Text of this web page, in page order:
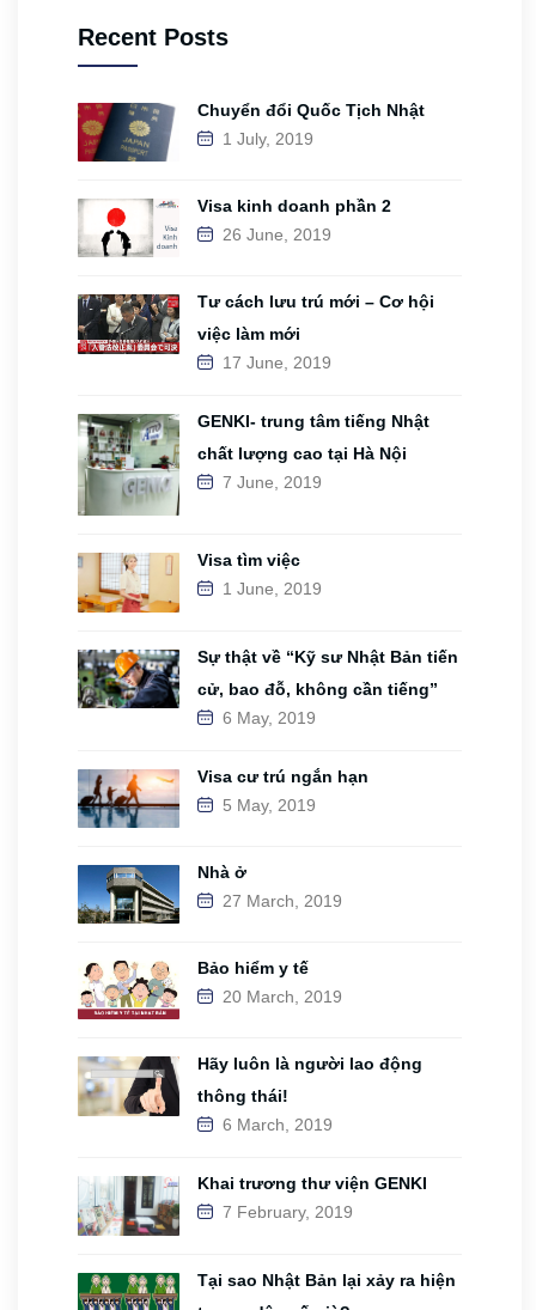
Recent Posts
Chuyển đổi Quốc Tịch Nhật
1 July, 2019
Visa kinh doanh phần 2
26 June, 2019
Tư cách lưu trú mới – Cơ hội
việc làm mới
17 June, 2019
GENKI- trung tâm tiếng Nhật
chất lượng cao tại Hà Nội
7 June, 2019
Visa tìm việc
1 June, 2019
Sự thật về “Kỹ sư Nhật Bản tiến
cử, bao đỗ, không cần tiếng”
6 May, 2019
Visa cư trú ngắn hạn
5 May, 2019
Nhà ở
27 March, 2019
Bảo hiểm y tế
20 March, 2019
Hãy luôn là người lao động
thông thái!
6 March, 2019
Khai trương thư viện GENKI
7 February, 2019
Tại sao Nhật Bản lại xảy ra hiện